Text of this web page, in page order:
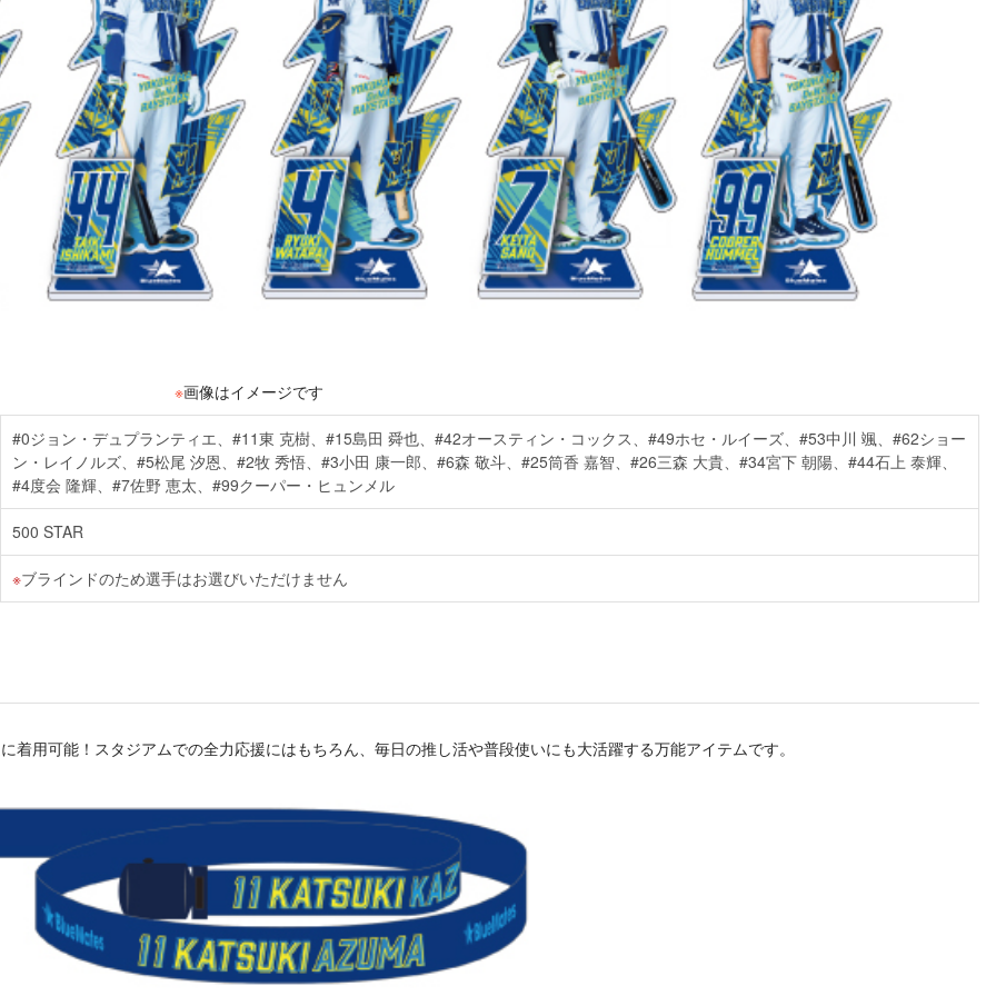
※画像はイメージです
#0ジョン・デュプランティエ、#11東 克樹、#15島田 舜也、#42オースティン・コックス、#49ホセ・ルイーズ、#53中川 颯、#62ショー
ン・レイノルズ、#5松尾 汐恩、#2牧 秀悟、#3小田 康一郎、#6森 敬斗、#25筒香 嘉智、#26三森 大貴、#34宮下 朝陽、#44石上 泰輝、
#4度会 隆輝、#7佐野 恵太、#99クーパー・ヒュンメル
500 STAR
ブラインドのため選手はお選びいただけません
用可能！スタジアムでの全力応援にはもちろん、毎日の推し活や普段使いにも大活躍する万能アイテムです。